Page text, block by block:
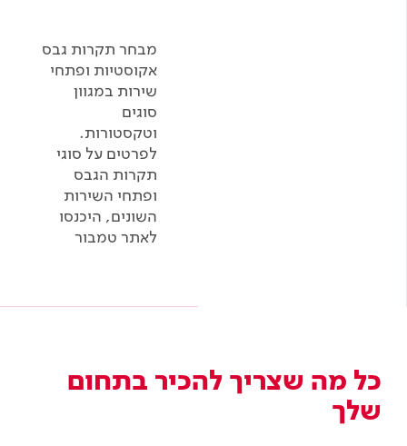
מבחר תקרות גבס
אקוסטיות ופתחי
שירות במגוון
סוגים
וטקסטורות.
לפרטים על סוגי
תקרות הגבס
ופתחי השירות
השונים, היכנסו
לאתר טמבור
כל מה שצריך להכיר בתחום
שלך